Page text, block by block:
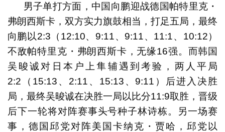
男子单打方面，中国向鹏迎战德国帕特里克・
弗朗西斯卡，双方实力旗鼓相当，打足五局，最终
向鹏以2:3（12:10、9:11、9:11、11:1、10:12）
不敌帕特里克・弗朗西斯卡，无缘16强。而韩国
吴晙诚对日本户上隼辅遇到考验，两人平局
2:2（15:13、2:11、15:13、9:11）后进入决胜
局，最终吴晙诚在决胜一局以比分11:9取胜，晋级
后下一轮将对阵赛事头号种子林诗栋。另一场赛
事，德国邱党对阵美国卡纳克・贾哈，邱党以